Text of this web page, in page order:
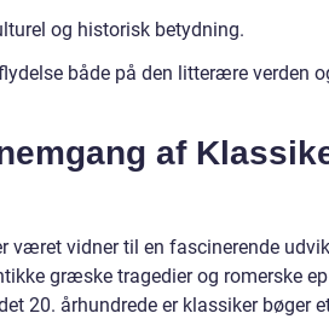
og historisk betydning.
både på den litterære verden
af
været vidner til en fascinerende
græske tragedier og romerske
20. århundrede er klassiker bøger